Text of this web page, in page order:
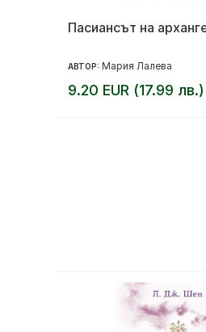
Пасиансът на
АВТОР: Мария Лалева
9.20 EUR (17.99 лв.)